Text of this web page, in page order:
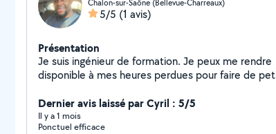
Chalon-sur-Saône (Bellevue-Charreaux)
5/5 (1 avis)
Présentation
Je suis ingénieur de formation. Je peux me rendre
disponible à mes heures perdues pour faire de
manutention
Dernier avis laissé par Cyril : 5/5
Il y a 1 mois
Ponctuel efficace